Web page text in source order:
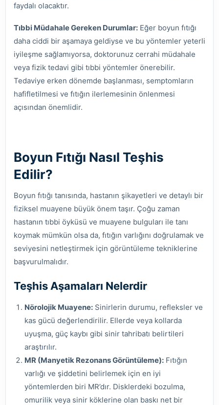
faydalı olacaktır.
Tıbbi Müdahale Gereken Durumlar: Eğer boyun fıtığı
daha ciddi bir aşamaya geldiyse ve bu yöntemler yeterli
iyileşme sağlamıyorsa, doktorunuz cerrahi müdahale
veya fizik tedavi gibi tıbbi yöntemler önerebilir.
Tedaviye erken dönemde başlanması, semptomların
hafifletilmesi ve fıtığın ilerlemesinin önlenmesi
açısından önemlidir.
Boyun Fıtığı Nasıl Teşhis
Edilir?
Boyun fıtığı tanısında, hastanın şikayetleri ve detaylı bir
fiziksel muayene büyük önem taşır. Çoğu zaman
hastanın tıbbi öyküsü ve muayene bulguları ile tanı
koymak mümkün olsa da, fıtığın varlığını doğrulamak ve
seviyesini netleştirmek için görüntüleme tekniklerine
başvurulmalıdır.
Teşhis Aşamaları Nelerdir
Nörolojik Muayene: Sinirlerin durumu, refleksler ve
kas gücü değerlendirilir. Ellerde veya kollarda
uyuşma, güç kaybı gibi sinir tahribatı belirtileri
araştırılır.
MR (Manyetik Rezonans Görüntüleme): Fıtığın
varlığı ve şiddetini belirlemek için en iyi
yöntemlerden biri MR’dır. Disklerdeki bozulma,
omurilik veya sinir köklerine olan baskı net bir